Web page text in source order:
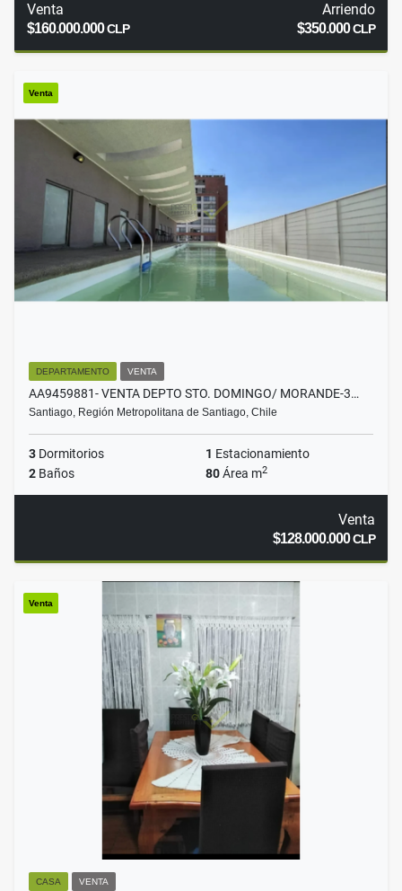
Venta
$160.000.000CLP
Arriendo
$350.000CLP
Venta
DEPARTAMENTO VENTA
AA9459881- VENTA DEPTO STO. DOMINGO/ MORANDE-3…
Santiago, Región Metropolitana de Santiago, Chile
3 Dormitorios 1 Estacionamiento
2 Baños 80Área m2
Venta
$128.000.000CLP
Venta
CASA VENTA